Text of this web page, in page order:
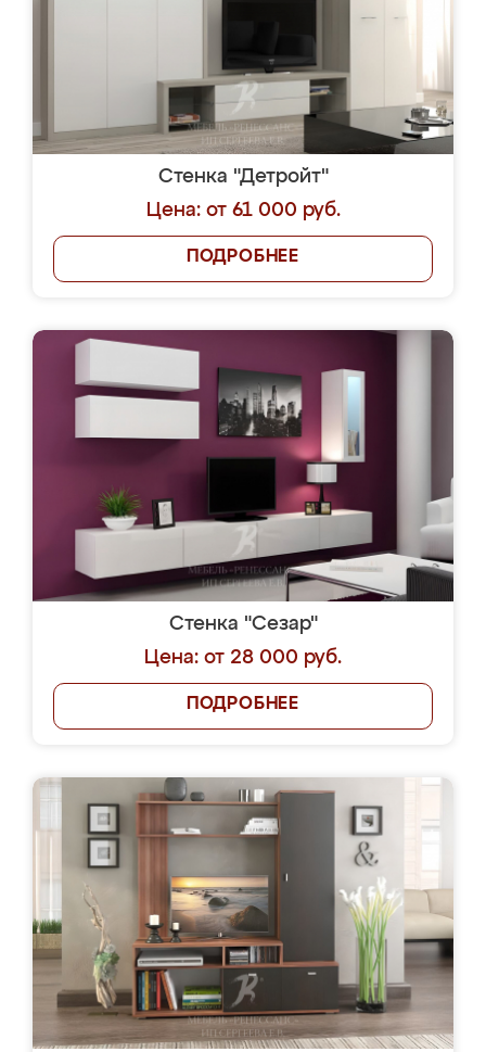
Стенка "Детройт"
Цена: от 61 000 руб.
ПОДРОБНЕЕ
Стенка "Сезар"
Цена: от 28 000 руб.
ПОДРОБНЕЕ